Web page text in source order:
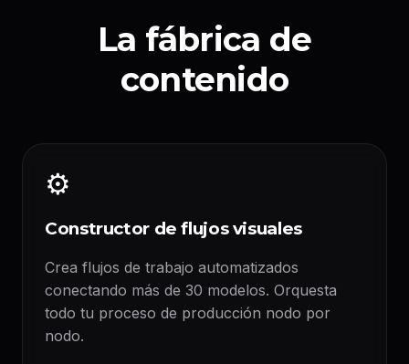
La fábrica de
contenido
⚙️
Constructor de flujos visuales
Crea flujos de trabajo automatizados
conectando más de 30 modelos. Orquesta
todo tu proceso de producción nodo por
nodo.